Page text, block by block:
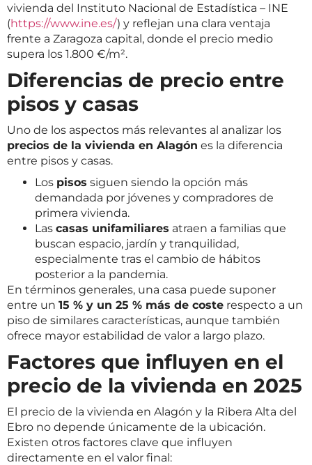
vivienda del Instituto Nacional de Estadística – INE
(https://www.ine.es/) y reflejan una clara ventaja
frente a Zaragoza capital, donde el precio medio
supera los 1.800 €/m².
Diferencias de precio entre
pisos y casas
Uno de los aspectos más relevantes al analizar los
precios de la vivienda en Alagón es la diferencia
entre pisos y casas.
Los pisos siguen siendo la opción más
demandada por jóvenes y compradores de
primera vivienda.
Las casas unifamiliares atraen a familias que
buscan espacio, jardín y tranquilidad,
especialmente tras el cambio de hábitos
posterior a la pandemia.
En términos generales, una casa puede suponer
entre un 15 % y un 25 % más de coste respecto a un
piso de similares características, aunque también
ofrece mayor estabilidad de valor a largo plazo.
Factores que influyen en el
precio de la vivienda en 2025
El precio de la vivienda en Alagón y la Ribera Alta del
Ebro no depende únicamente de la ubicación.
Existen otros factores clave que influyen
directamente en el valor final: